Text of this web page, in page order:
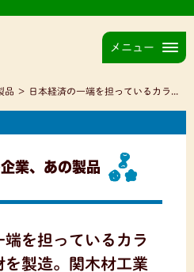
メニュー
品 > 日本経済の一端を担っているカラマツの梱包材を製造。関木材工業
業、あの製品
端を担っているカラ
を製造。関木材工業